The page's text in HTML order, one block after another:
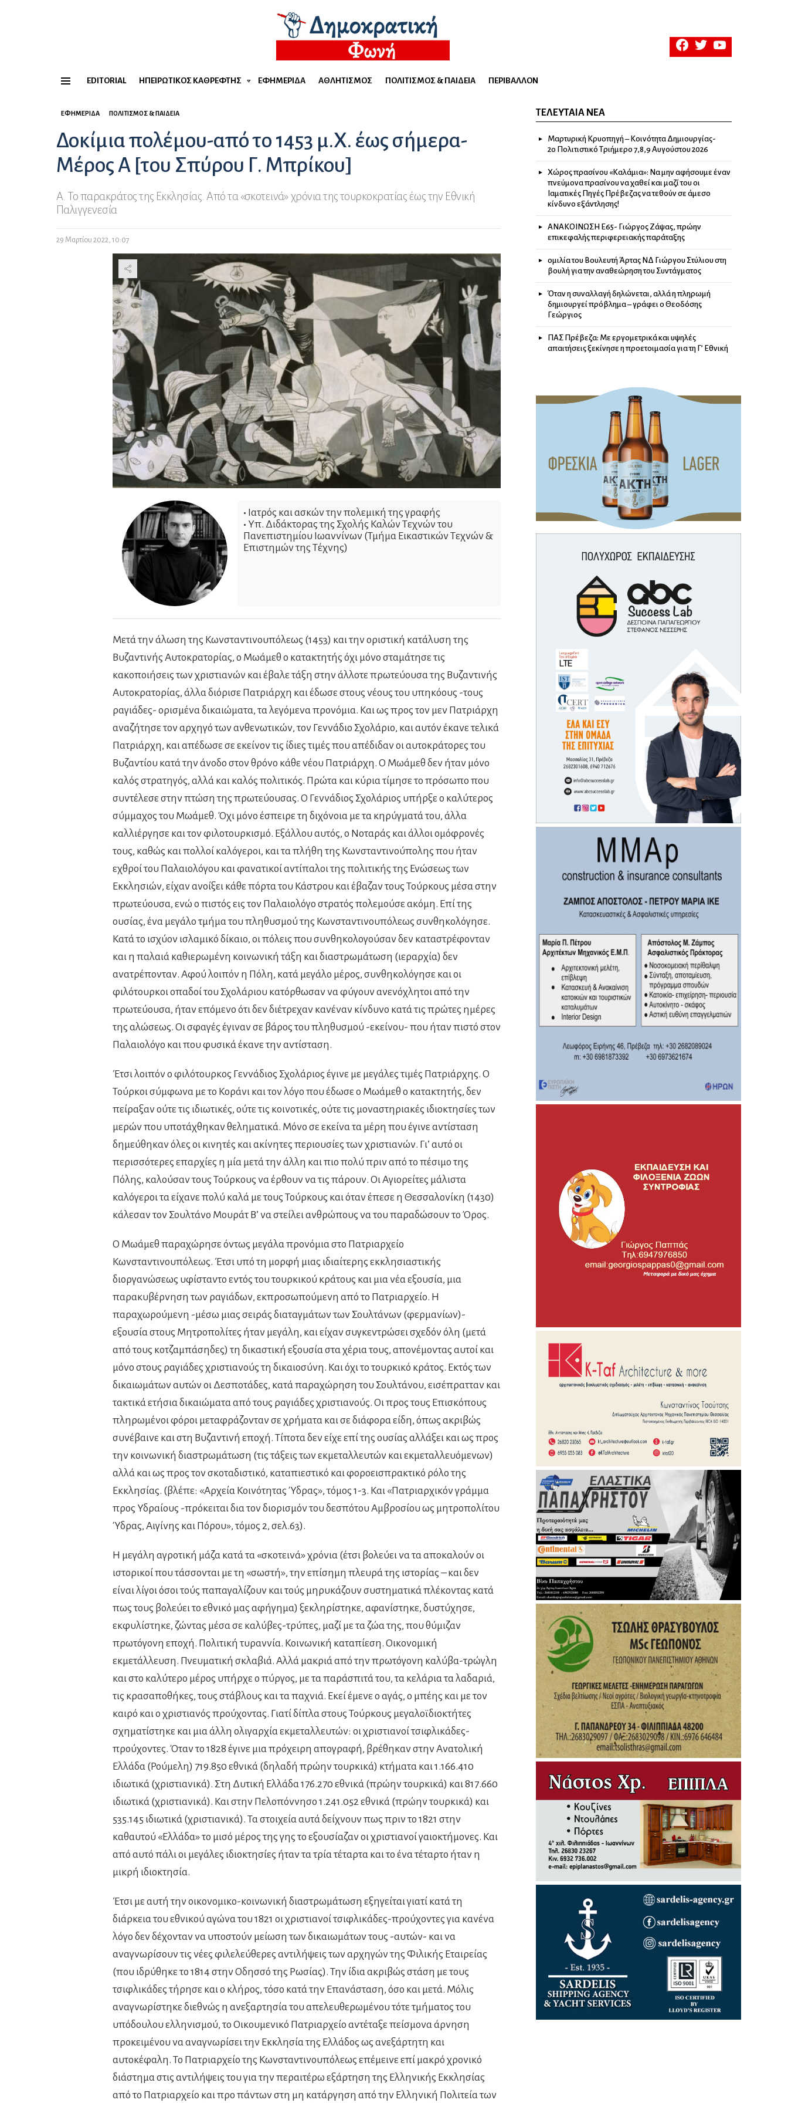
facebooktwitteryoutube
EDITORIAL ΗΠΕΙΡΏΤΙΚΟΣ ΚΑΘΡΈΦΤΗΣ ΕΦΗΜΕΡΊΔΑ ΑΘΛΗΤΙΣΜΌΣ ΠΟΛΙΤΙΣΜΌΣ & ΠΑΙΔΕΊΑ ΠΕΡΙΒΆΛΛΟΝ
ΕΦΗΜΕΡΊΔΑ ΠΟΛΙΤΙΣΜΌΣ & ΠΑΙΔΕΊΑ
Δοκίμια πολέμου-από το 1453 μ.Χ. έως σήμερα-
Μέρος Α [του Σπύρου Γ. Μπρίκου]
Α. Το παρακράτος της Εκκλησίας. Από τα «σκοτεινά» χρόνια της τουρκοκρατίας έως την Εθνική
Παλιγγενεσία
29 Μαρτίου 2022, 10:07
• Ιατρός και ασκών την πολεμική της γραφής
• Υπ. Διδάκτορας της Σχολής Καλών Τεχνών του
Πανεπιστημίου Ιωαννίνων (Τμήμα Εικαστικών Τεχνών &
Επιστημών της Τέχνης)
Μετά την άλωση της Κωνσταντινουπόλεως (1453) και την οριστική κατάλυση της
Βυζαντινής Αυτοκρατορίας, ο Μωάμεθ ο κατακτητής όχι μόνο σταμάτησε τις
κακοποιήσεις των χριστιανών και έβαλε τάξη στην άλλοτε πρωτεύουσα της Βυζαντινής
Αυτοκρατορίας, άλλα διόρισε Πατριάρχη και έδωσε στους νέους του υπηκόους -τους
ραγιάδες- ορισμένα δικαιώματα, τα λεγόμενα προνόμια. Και ως προς τον μεν Πατριάρχη
αναζήτησε τον αρχηγό των ανθενωτικών, τον Γεννάδιο Σχολάριο, και αυτόν έκανε τελικά
Πατριάρχη, και απέδωσε σε εκείνον τις ίδιες τιμές που απέδιδαν οι αυτοκράτορες του
Βυζαντίου κατά την άνοδο στον θρόνο κάθε νέου Πατριάρχη. Ο Μωάμεθ δεν ήταν μόνο
καλός στρατηγός, αλλά και καλός πολιτικός. Πρώτα και κύρια τίμησε το πρόσωπο που
συντέλεσε στην πτώση της πρωτεύουσας. Ο Γεννάδιος Σχολάριος υπήρξε ο καλύτερος
σύμμαχος του Μωάμεθ. Όχι μόνο έσπειρε τη διχόνοια με τα κηρύγματά του, άλλα
καλλιέργησε και τον φιλοτουρκισμό. Εξάλλου αυτός, ο Νοταράς και άλλοι ομόφρονές
τους, καθώς και πολλοί καλόγεροι, και τα πλήθη της Κωνσταντινούπολης που ήταν
εχθροί του Παλαιολόγου και φανατικοί αντίπαλοι της πολιτικής της Ενώσεως των
Εκκλησιών, είχαν ανοίξει κάθε πόρτα του Κάστρου και έβαζαν τους Τούρκους μέσα στην
πρωτεύουσα, ενώ ο πιστός εις τον Παλαιολόγο στρατός πολεμούσε ακόμη. Επί της
ουσίας, ένα μεγάλο τμήμα του πληθυσμού της Κωνσταντινουπόλεως συνθηκολόγησε.
Κατά το ισχύον ισλαμικό δίκαιο, οι πόλεις που συνθηκολογούσαν δεν καταστρέφονταν
και η παλαιά καθιερωμένη κοινωνική τάξη και διαστρωμάτωση (ιεραρχία) δεν
ανατρέπονταν. Αφού λοιπόν η Πόλη, κατά μεγάλο μέρος, συνθηκολόγησε και οι
φιλότουρκοι οπαδοί του Σχολάριου κατόρθωσαν να φύγουν ανενόχλητοι από την
πρωτεύουσα, ήταν επόμενο ότι δεν διέτρεχαν κανέναν κίνδυνο κατά τις πρώτες ημέρες
της αλώσεως. Οι σφαγές έγιναν σε βάρος του πληθυσμού -εκείνου- που ήταν πιστό στον
Παλαιολόγο και που φυσικά έκανε την αντίσταση.
Έτσι λοιπόν ο φιλότουρκος Γεννάδιος Σχολάριος έγινε με μεγάλες τιμές Πατριάρχης. Ο
Τούρκοι σύμφωνα με το Κοράνι και τον λόγο που έδωσε ο Μωάμεθ ο κατακτητής, δεν
πείραξαν ούτε τις ιδιωτικές, ούτε τις κοινοτικές, ούτε τις μοναστηριακές ιδιοκτησίες των
μερών που υποτάχθηκαν θεληματικά. Μόνο σε εκείνα τα μέρη που έγινε αντίσταση
δημεύθηκαν όλες οι κινητές και ακίνητες περιουσίες των χριστιανών. Γι’ αυτό οι
περισσότερες επαρχίες η μία μετά την άλλη και πιο πολύ πριν από το πέσιμο της
Πόλης, καλούσαν τους Τούρκους να έρθουν να τις πάρουν. Οι Αγιορείτες μάλιστα
καλόγεροι τα είχανε πολύ καλά με τους Τούρκους και όταν έπεσε η Θεσσαλονίκη (1430)
κάλεσαν τον Σουλτάνο Μουράτ Β’ να στείλει ανθρώπους να του παραδώσουν το Όρος.
Ο Μωάμεθ παραχώρησε όντως μεγάλα προνόμια στο Πατριαρχείο
Κωνσταντινουπόλεως. Έτσι υπό τη μορφή μιας ιδιαίτερης εκκλησιαστικής
διοργανώσεως υφίσταντο εντός του τουρκικού κράτους και μια νέα εξουσία, μια
παρακυβέρνηση των ραγιάδων, εκπροσωπούμενη από το Πατριαρχείο. Η
παραχωρούμενη -μέσω μιας σειράς διαταγμάτων των Σουλτάνων (φερμανίων)-
εξουσία στους Μητροπολίτες ήταν μεγάλη, και είχαν συγκεντρώσει σχεδόν όλη (μετά
από τους κοτζαμπάσηδες) τη δικαστική εξουσία στα χέρια τους, απονέμοντας αυτοί και
μόνο στους ραγιάδες χριστιανούς τη δικαιοσύνη. Και όχι το τουρκικό κράτος. Εκτός των
δικαιωμάτων αυτών οι Δεσποτάδες, κατά παραχώρηση του Σουλτάνου, εισέπρατταν και
τακτικά ετήσια δικαιώματα από τους ραγιάδες χριστιανούς. Οι προς τους Επισκόπους
πληρωμένοι φόροι μεταφράζονταν σε χρήματα και σε διάφορα είδη, όπως ακριβώς
συνέβαινε και στη Βυζαντινή εποχή. Τίποτα δεν είχε επί της ουσίας αλλάξει και ως προς
την κοινωνική διαστρωμάτωση (τις τάξεις των εκμεταλλευτών και εκμεταλλευόμενων)
αλλά και ως προς τον σκοταδιστικό, καταπιεστικό και φοροεισπρακτικό ρόλο της
Εκκλησίας. (βλέπε: «Αρχεία Κοινότητας Ύδρας», τόμος 1-3. Και «Πατριαρχικόν γράμμα
προς Υδραίους -πρόκειται δια τον διορισμόν του δεσπότου Αμβροσίου ως μητροπολίτου
Ύδρας, Αιγίνης και Πόρου», τόμος 2, σελ.63).
Η μεγάλη αγροτική μάζα κατά τα «σκοτεινά» χρόνια (έτσι βολεύει να τα αποκαλούν οι
ιστορικοί που τάσσονται με τη «σωστή», την επίσημη πλευρά της ιστορίας – και δεν
είναι λίγοι όσοι τούς παπαγαλίζουν και τούς μηρυκάζουν συστηματικά πλέκοντας κατά
πως τους βολεύει το εθνικό μας αφήγημα) ξεκληρίστηκε, αφανίστηκε, δυστύχησε,
εκφυλίστηκε, ζώντας μέσα σε καλύβες-τρύπες, μαζί με τα ζώα της, που θύμιζαν
πρωτόγονη εποχή. Πολιτική τυραννία. Κοινωνική καταπίεση. Οικονομική
εκμετάλλευση. Πνευματική σκλαβιά. Αλλά μακριά από την πρωτόγονη καλύβα-τρώγλη
και στο καλύτερο μέρος υπήρχε ο πύργος, με τα παράσπιτά του, τα κελάρια τα λαδαριά,
τις κρασαποθήκες, τους στάβλους και τα παχνιά. Εκεί έμενε ο αγάς, ο μπέης και με τον
καιρό και ο χριστιανός προύχοντας. Γιατί δίπλα στους Τούρκους μεγαλοϊδιοκτήτες
σχηματίστηκε και μια άλλη ολιγαρχία εκμεταλλευτών: οι χριστιανοί τσιφλικάδες-
προύχοντες. Όταν το 1828 έγινε μια πρόχειρη απογραφή, βρέθηκαν στην Ανατολική
Ελλάδα (Ρούμελη) 719.850 εθνικά (δηλαδή πρώην τουρκικά) κτήματα και 1.166.410
ιδιωτικά (χριστιανικά). Στη Δυτική Ελλάδα 176.270 εθνικά (πρώην τουρκικά) και 817.660
ιδιωτικά (χριστιανικά). Και στην Πελοπόννησο 1.241.052 εθνικά (πρώην τουρκικά) και
535.145 ιδιωτικά (χριστιανικά). Τα στοιχεία αυτά δείχνουν πως πριν το 1821 στην
καθαυτού «Ελλάδα» το μισό μέρος της γης το εξουσίαζαν οι χριστιανοί γαιοκτήμονες. Και
από αυτό πάλι οι μεγάλες ιδιοκτησίες ήταν τα τρία τέταρτα και το ένα τέταρτο ήταν η
μικρή ιδιοκτησία.
Έτσι με αυτή την οικονομικο-κοινωνική διαστρωμάτωση εξηγείται γιατί κατά τη
διάρκεια του εθνικού αγώνα του 1821 οι χριστιανοί τσιφλικάδες-προύχοντες για κανένα
λόγο δεν δέχονταν να υποστούν μείωση των δικαιωμάτων τους -αυτών- και να
αναγνωρίσουν τις νέες φιλελεύθερες αντιλήψεις των αρχηγών της Φιλικής Εταιρείας
(που ιδρύθηκε το 1814 στην Οδησσό της Ρωσίας). Την ίδια ακριβώς στάση με τους
τσιφλικάδες τήρησε και ο κλήρος, τόσο κατά την Επανάσταση, όσο και μετά. Μόλις
αναγνωρίστηκε διεθνώς η ανεξαρτησία του απελευθερωμένου τότε τμήματος του
υπόδουλου ελληνισμού, το Οικουμενικό Πατριαρχείο αντέταξε πείσμονα άρνηση
προκειμένου να αναγνωρίσει την Εκκλησία της Ελλάδος ως ανεξάρτητη και
αυτοκέφαλη. Το Πατριαρχείο της Κωνσταντινουπόλεως επέμεινε επί μακρό χρονικό
διάστημα στις αντιλήψεις του για την περαιτέρω εξάρτηση της Ελληνικής Εκκλησίας
από το Πατριαρχείο και προ πάντων στη μη κατάργηση από την Ελληνική Πολιτεία των
ΤΕΛΕΥΤΑΊΑ ΝΈΑ
Μαρτυρική Κρυοπηγή – Κοινότητα Δημιουργίας-
2ο Πολιτιστικό Τριήμερο 7,8,9 Αυγούστου 2026
Χώρος πρασίνου «Καλάμια»: Να μην αφήσουμε έναν
πνεύμονα πρασίνου να χαθεί και μαζί του οι
Ιαματικές Πηγές Πρέβεζας να τεθούν σε άμεσο
κίνδυνο εξάντλησης!
ΑΝΑΚΟΙΝΩΣΗ Ε65- Γιώργος Ζάψας, πρώην
επικεφαλής περιφερειακής παράταξης
ομιλία του Βουλευτή Άρτας ΝΔ Γιώργου Στύλιου στη
βουλή για την αναθεώρηση του Συντάγματος
Όταν η συναλλαγή δηλώνεται, αλλά η πληρωμή
δημιουργεί πρόβλημα – γράφει ο Θεοδόσης
Γεώργιος
ΠΑΣ Πρέβεζα: Με εργομετρικά και υψηλές
απαιτήσεις ξεκίνησε η προετοιμασία για τη Γ’ Εθνική